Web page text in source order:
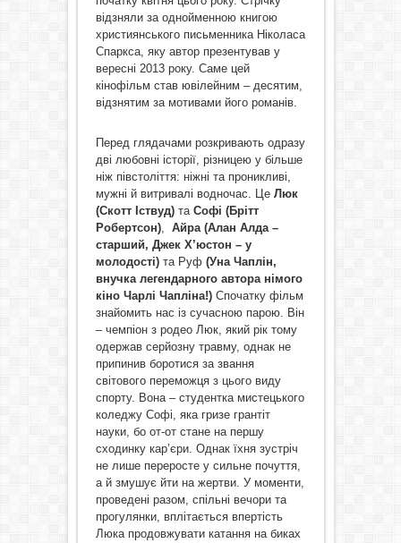
відзняли за однойменною книгою
християнського письменника Ніколаса
Спаркса, яку автор презентував у
вересні 2013 року. Саме цей
кінофільм став ювілейним – десятим,
відзнятим за мотивами його романів.
Перед глядачами розкривають одразу
дві любовні історії, різницею у більше
ніж півстоліття: ніжні та проникливі,
мужні й витривалі водночас. Це Люк
(Скотт Іствуд)та Софі (Брітт
Робертсон), Айра (Алан Алда –
старший, Джек Х’юстон – у
молодості)та Руф (Уна Чаплін,
внучка легендарного автора німого
кіно Чарлі Чапліна!) Спочатку фільм
знайомить нас із сучасною парою. Він
– чемпіон з родео Люк, який рік тому
одержав серйозну травму, однак не
припинив боротися за звання
світового переможця з цього виду
спорту. Вона – студентка мистецького
коледжу Софі, яка гризе грантіт
науки, бо от-от стане на першу
сходинку кар’єри. Однак їхня зустріч
не лише переросте у сильне почуття,
а й змушує йти на жертви. У моменти,
проведені разом, спільні вечори та
прогулянки, вплітається впертість
Люка продовжувати катання на биках